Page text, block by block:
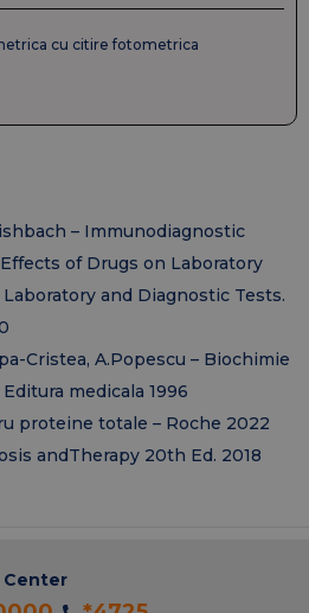
cu citire fotometrica
– Immunodiagnostic
of Drugs on Laboratory
and Diagnostic Tests.
Cristea, A.Popescu – Biochimie
medicala 1996
proteine totale – Roche 2022
andTherapy 20th Ed. 2018
Center